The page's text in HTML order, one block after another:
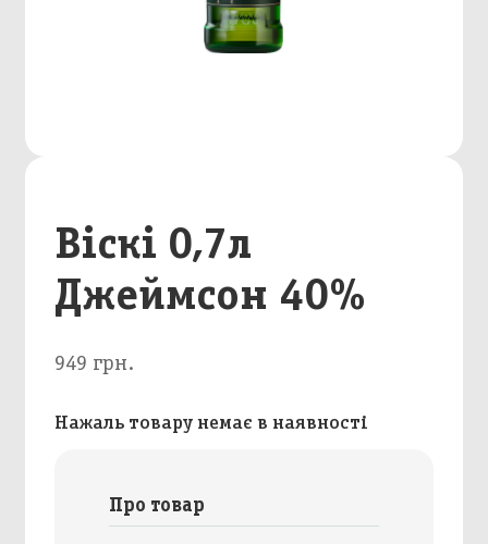
Віскі 0,7л
Джеймсон 40%
949 грн.
Нажаль товару немає в наявності
Про товар